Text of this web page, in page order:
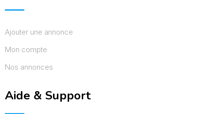
Ajouter une annonce
Mon compte
Nos annonces
Aide & Support